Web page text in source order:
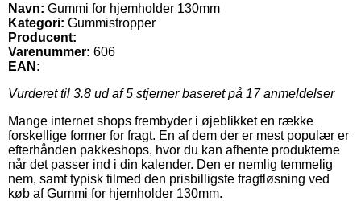
Navn: Gummi for hjemholder 130mm
Kategori: Gummistropper
Producent:
Varenummer: 606
EAN:
Vurderet til 3.8 ud af 5 stjerner baseret på 17anmeldelser
Mange internet shops frembyder i øjeblikket en række
forskellige former for fragt. En af dem der er mest populær er
efterhånden pakkeshops, hvor du kan afhente produkterne
når det passer ind i din kalender. Den er nemlig temmelig
nem, samt typisk tilmed den prisbilligste fragtløsning ved
køb af Gummi for hjemholder 130mm.